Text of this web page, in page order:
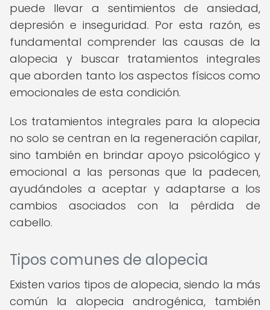
puede llevar a sentimientos de ansiedad,
depresión e inseguridad. Por esta razón, es
fundamental comprender las causas de la
alopecia y buscar tratamientos integrales
que aborden tanto los aspectos físicos como
emocionales de esta condición.
Los tratamientos integrales para la alopecia
no solo se centran en la regeneración capilar,
sino también en brindar apoyo psicológico y
emocional a las personas que la padecen,
ayudándoles a aceptar y adaptarse a los
cambios asociados con la pérdida de
cabello.
Tipos comunes de alopecia
Existen varios tipos de alopecia, siendo la más
común la alopecia androgénica, también